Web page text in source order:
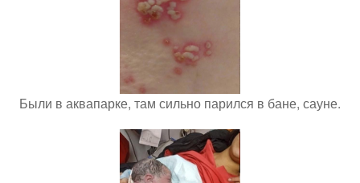
Были в аквапарке, там сильно парился в бане, сауне.